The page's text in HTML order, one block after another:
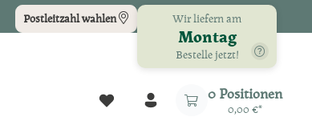
Postleitzahl wählen Wir liefern am
Montag
Bestelle jetzt!
Du hast 0 Produkte auf dem
0 Positionen
0,00 €*